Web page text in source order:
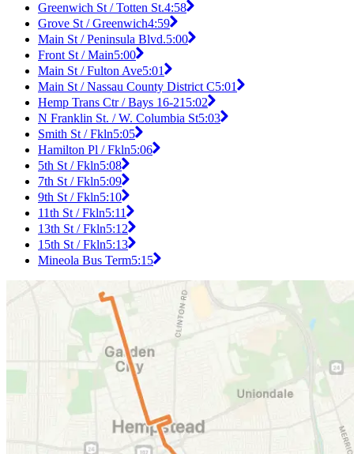
Greenwich St / Totten St.4:58
Grove St / Greenwich4:59
Main St / Peninsula Blvd.5:00
Front St / Main5:00
Main St / Fulton Ave5:01
Main St / Nassau County District C5:01
Hemp Trans Ctr / Bays 16-21 5:02
N Franklin St. / W. Columbia St5:03
Smith St / Fkln5:05
Hamilton Pl / Fkln5:06
5th St / Fkln5:08
7th St / Fkln5:09
9th St / Fkln5:10
11th St / Fkln5:11
13th St / Fkln5:12
15th St / Fkln5:13
Mineola Bus Term5:15